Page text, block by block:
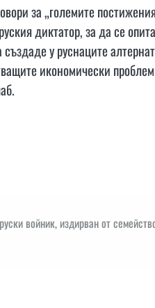
за „големите
диктатор, за да се
у руснаците
икономически
войник, издирван от